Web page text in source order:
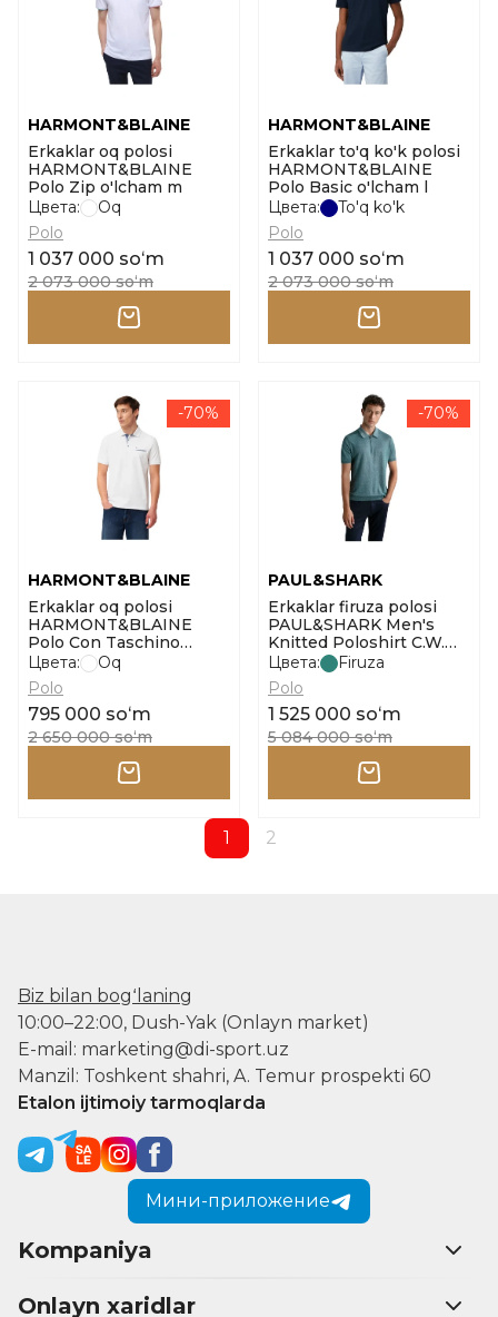
HARMONT&BLAINE
Erkaklar oq polosi
HARMONT&BLAINE
Polo Zip o'lcham m
Цвета:
Oq
Polo
1 037 000 soʻm
2 073 000 soʻm
HARMONT&BLAINE
Erkaklar to'q ko'k polosi
HARMONT&BLAINE
Polo Basic o'lcham l
Цвета:
To'q ko'k
Polo
1 037 000 soʻm
2 073 000 soʻm
-70%
HARMONT&BLAINE
Erkaklar oq polosi
HARMONT&BLAINE
Polo Con Taschino
o'lcham m
Цвета:
Oq
Polo
795 000 soʻm
2 650 000 soʻm
-70%
PAUL&SHARK
Erkaklar firuza polosi
PAUL&SHARK Men's
Knitted Poloshirt C.W.
Cotton o'lcham m
Цвета:
Firuza
Polo
1 525 000 soʻm
5 084 000 soʻm
1 2
Biz bilan bogʻlaning
10:00–22:00, Dush-Yak (Onlayn market)
E-mail: marketing@di-sport.uz
Manzil: Toshkent shahri, A. Temur prospekti 60
Etalon ijtimoiy tarmoqlarda
Мини-приложение
Kompaniya
Onlayn xaridlar